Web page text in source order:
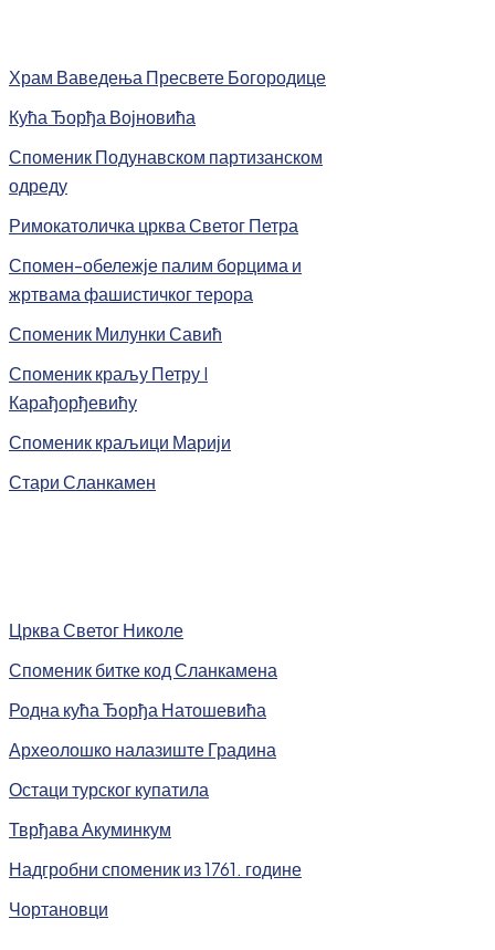
Храм Ваведења Пресвете Богородице
Кућа Ђорђа Војновића
Споменик Подунавском партизанском
одреду
Римокатоличка црква Светог Петра
Спомен-обележје палим борцима и
жртвама фашистичког терора
Споменик Милунки Савић
Споменик краљу Петру I
Карађорђевићу
Споменик краљици Марији
Стари Сланкамен
Црква Светог Николе
Споменик битке код Сланкамена
Родна кућа Ђорђа Натошевића
Археолошко налазиште Градина
Остаци турског купатила
Тврђава Акуминкум
Надгробни споменик из 1761. године
Чортановци